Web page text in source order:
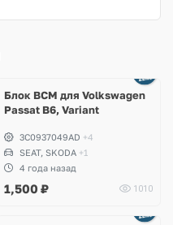
Блок BCM для Volkswagen
Passat B6, Variant
3C0937049AD +4
SEAT, SKODA +1
4 года назад
1,500 ₽ 1010